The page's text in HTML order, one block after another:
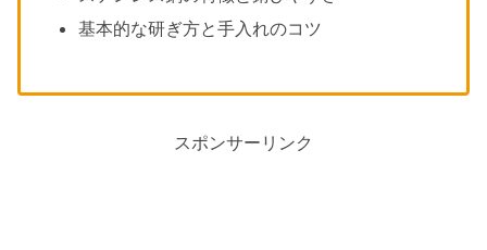
基本的な研ぎ方と手入れのコツ
スポンサーリンク